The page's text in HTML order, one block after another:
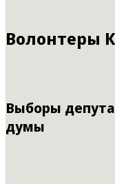
Волонтеры
Выборы
думы